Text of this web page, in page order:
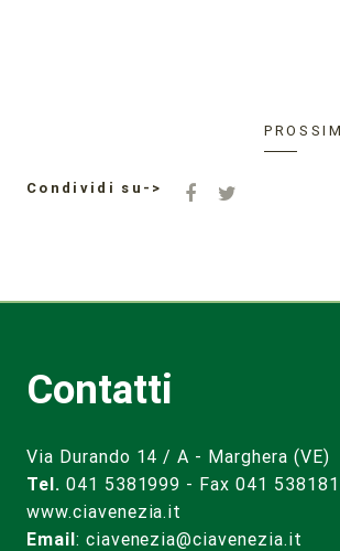
Condividi su->
Contatti
Via Durando 14 / A - Marghera (VE)
Tel. 041 5381999 - Fax 041
www.ciavenezia.it
Email: ciavenezia@ciavenezia.it